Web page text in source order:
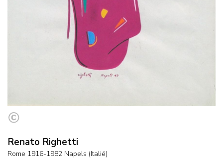
Renato Righetti
Rome 1916-1982 Napels (Italië)